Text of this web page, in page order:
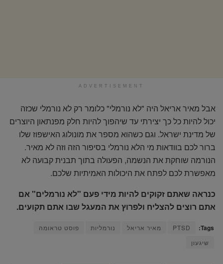
ADVERTISEMENT
אבל מאיר אריאל היה "לא נורמלי" כלומר רק לא נורמלי שכזה
יכול להיות כל כך יצירתי עד שיהפוך להיות חלק מפנתאון היוצרים
של מדינת ישראל. וגם כשהוא מספר את מונולוג האישפוז שלו
ברור לכם בוודאות מי הלא נורמלי בסיפור הזה וזה לא מאיר.
הנורמה שוחקת את הנשמה, הפעולה בתוך תבנית קבועה לא
מאפשרת לכם לפתח את היכולות האמיתיות שלכם.
כנראה שאתם זקוקים להיות מידי פעם "לא נורמלים" אם
אתם רוצים להצליח ולפרוץ את המעגל שבו אתם תקועים.
Tags:
PTSD מאיר אריאל נורמליות
פוסט טראומה
שיגעון